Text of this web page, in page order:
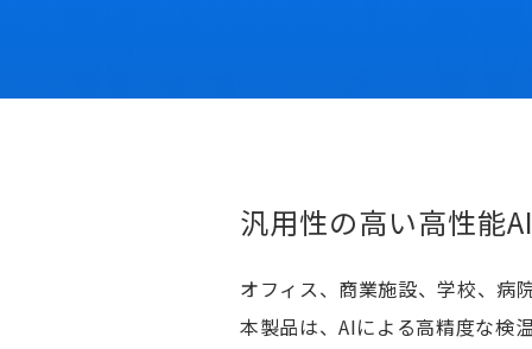
汎用性の高い高性能
オフィス、商業施設、学校、病
本製品は、AIによる高精度な検